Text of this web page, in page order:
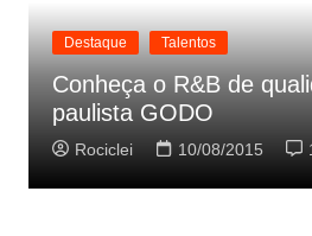
Destaque Talentos
Conheça o R&B de
paulista GODO
Rociclei 10/08/2015